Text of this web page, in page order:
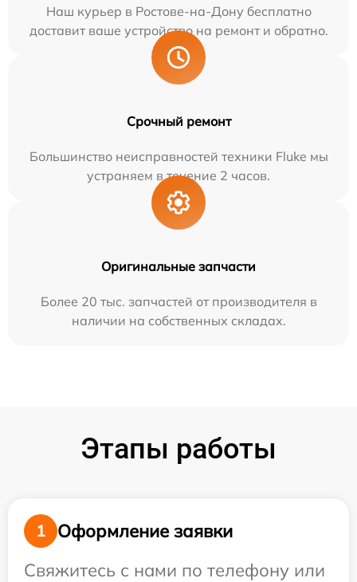
Наш курьер в Ростове-на-Дону бесплатно
доставит ваше устройство на ремонт и обратно.
Срочный ремонт
Большинство неисправностей техники Fluke мы
устраняем в течение 2 часов.
Оригинальные запчасти
Более 20 тыс. запчастей от производителя в
наличии на собственных складах.
Этапы работы
1
Оформление заявки
Свяжитесь с нами по телефону или